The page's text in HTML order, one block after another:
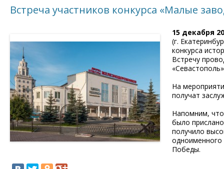
Встреча участников конкурса «Малые
15 декабря
(г.
конкурса
Встречу
На
получат
Напомним, что
было
получило
одноименного
Победы.